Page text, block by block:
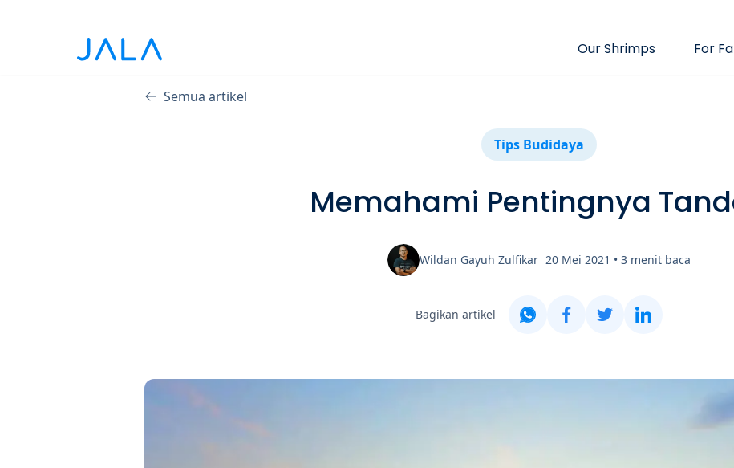
Our Shrimps For
Semua artikel
Tips Budidaya
Memahami Pentingnya
Wildan Gayuh Zulfikar 20 Mei 2021 • 3 menit baca
Bagikan artikel